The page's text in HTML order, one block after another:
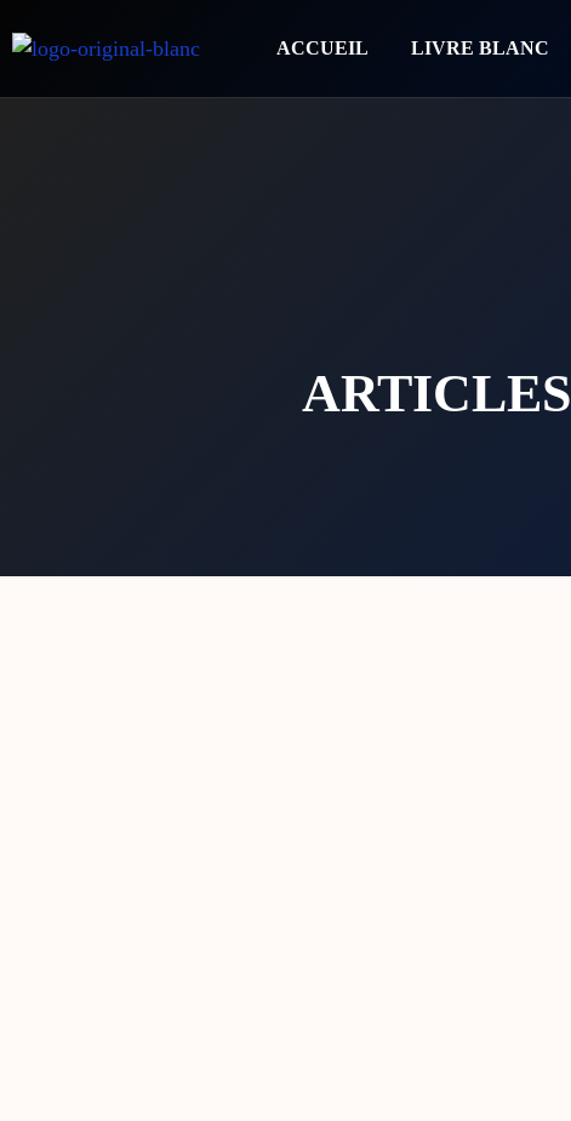
ACCUEIL LIVRE BLANC
ARTICLES